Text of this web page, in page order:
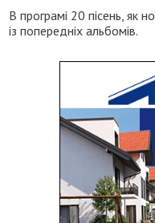
В програмі 20 пісень, як
із попередніх альбомів.